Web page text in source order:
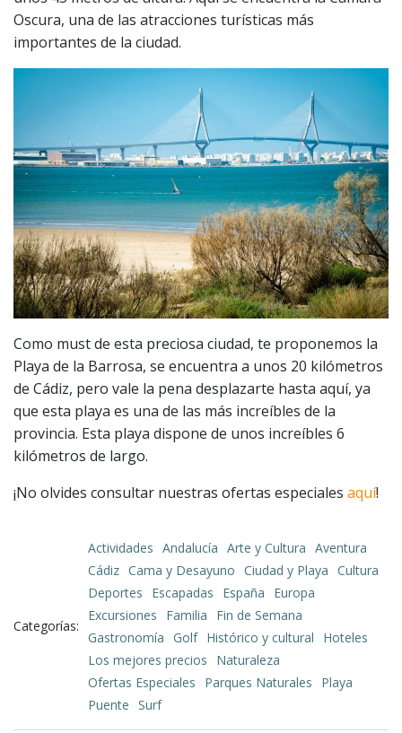
Oscura, una de las atracciones turísticas más
importantes de la ciudad.
Como must de esta preciosa ciudad, te proponemos la
Playa de la Barrosa, se encuentra a unos 20 kilómetros
de Cádiz, pero vale la pena desplazarte hasta aquí, ya
que esta playa es una de las más increíbles de la
provincia. Esta playa dispone de unos increíbles 6
kilómetros de largo.
¡No olvides consultar nuestras ofertas especiales aquí!
Categorías:
Actividades Andalucía Arte y Cultura Aventura
Cádiz Cama y Desayuno Ciudad y Playa Cultura
Deportes
Escapadas España
Europa
Excursiones
Familia
Fin de Semana
Gastronomía Golf Histórico y cultural
Hoteles
Los mejores precios
Naturaleza
Ofertas Especiales
Parques Naturales
Playa
Puente Surf